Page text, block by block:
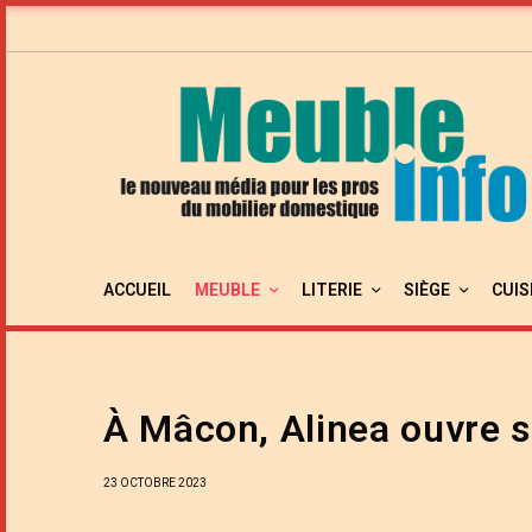
ACCUEIL MEUBLE LITERIE SIÈGE
À Mâcon, Alinea ouvre
23 OCTOBRE 2023